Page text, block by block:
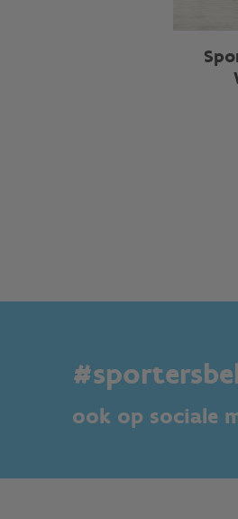
ook op sociale